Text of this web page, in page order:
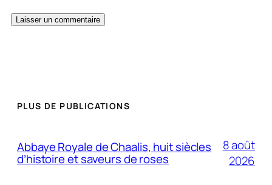
PLUS DE PUBLICATIONS
Abbaye Royale de Chaalis, huit siècles
d’histoire et saveurs de roses
8 août
2026